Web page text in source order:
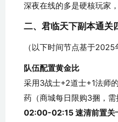
深夜在线的多是硬核玩家
二、君临天下副本通关
（以下时间节点基于2025
队伍配置黄金比
采用3战士+2道士+1法师
药（商城每日限购3捆，需
02:00-02:15 速清前置关